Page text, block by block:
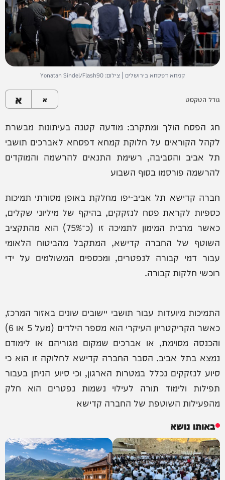
קמחא דפסחא בירושלים | צילום: Yonatan Sindel/Flash90
גודל הטקסט א א
חג הפסח הולך ומתקרב: מודעה קטנה בעיתונות מבשרת
לקהל הקוראים על חלוקת קמחא דפסחא לאברכים תושבי
תל אביב והסביבה, רשימת התנאים להרשמה והמוקדים
להרשמה פורסמו בסוף השבוע
חברה קדישא תל אביב-יפו מחלקת באופן מסורתי תמיכות
כספיות לקראת פסח לנזקקים, בהיקף של מיליוני שקלים,
כאשר מרבית המימון לתמיכה זו (כ־75%) הוא מהתקציב
השוטף של החברה קדישא, המתקבל מהביטוח הלאומי
עבור דמי קבורה לנפטרים, ומכספים המשולמים על ידי
רוכשי חלקות קבורה.
התמיכות מיועדות עבור תושבי יישובים שונים באזור המרכז,
כאשר הקריקטריון העיקרי הוא מספר הילדים (מעל 5 או 6)
והכנסה מסוימת, או אברכים שמקום מגוריהם או לימודם
נמצא בתל אביב. הסבר החברה קדישא לחלוקה זו הוא כי
סיוע לנזקקים נכלל במטרות הארגון, וכי סיוע הניתן בעבור
תפילות ולימוד תורה לעילוי נשמות נפטרים הוא חלק
מהפעילות השוטפת של החברה קדישא
באותו נושא